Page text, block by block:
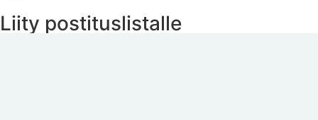
Liity postituslistalle